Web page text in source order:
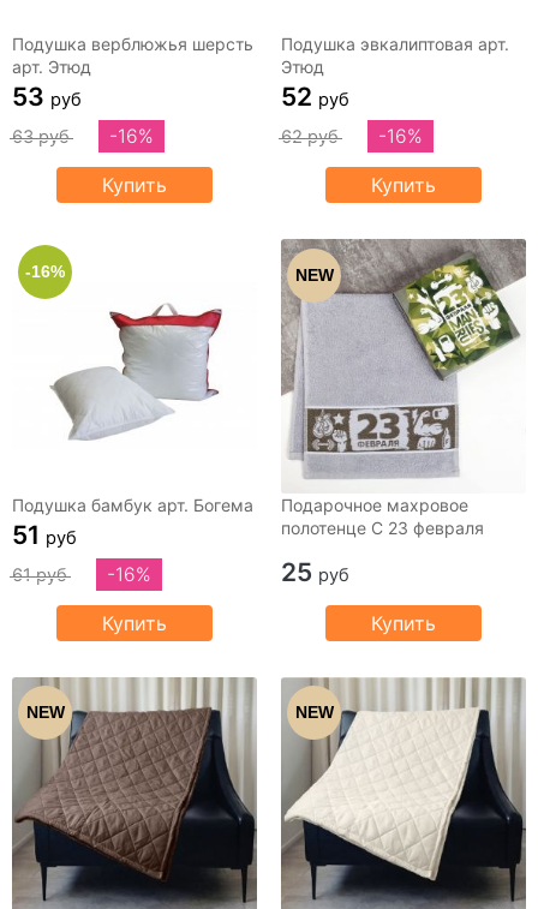
Подушка верблюжья шерсть
арт. Этюд
53 руб
63 руб
-16%
Купить
Подушка эвкалиптовая арт.
Этюд
52 руб
62 руб
-16%
Купить
-16%
Подушка бамбук арт. Богема
51 руб
61 руб
-16%
Купить
NEW
Подарочное махровое
полотенце С 23 февраля
25 руб
Купить
NEW NEW